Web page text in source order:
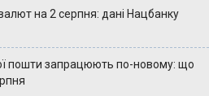
на 2 серпня: дані Нацбанку
пошти запрацюють по-новому: що